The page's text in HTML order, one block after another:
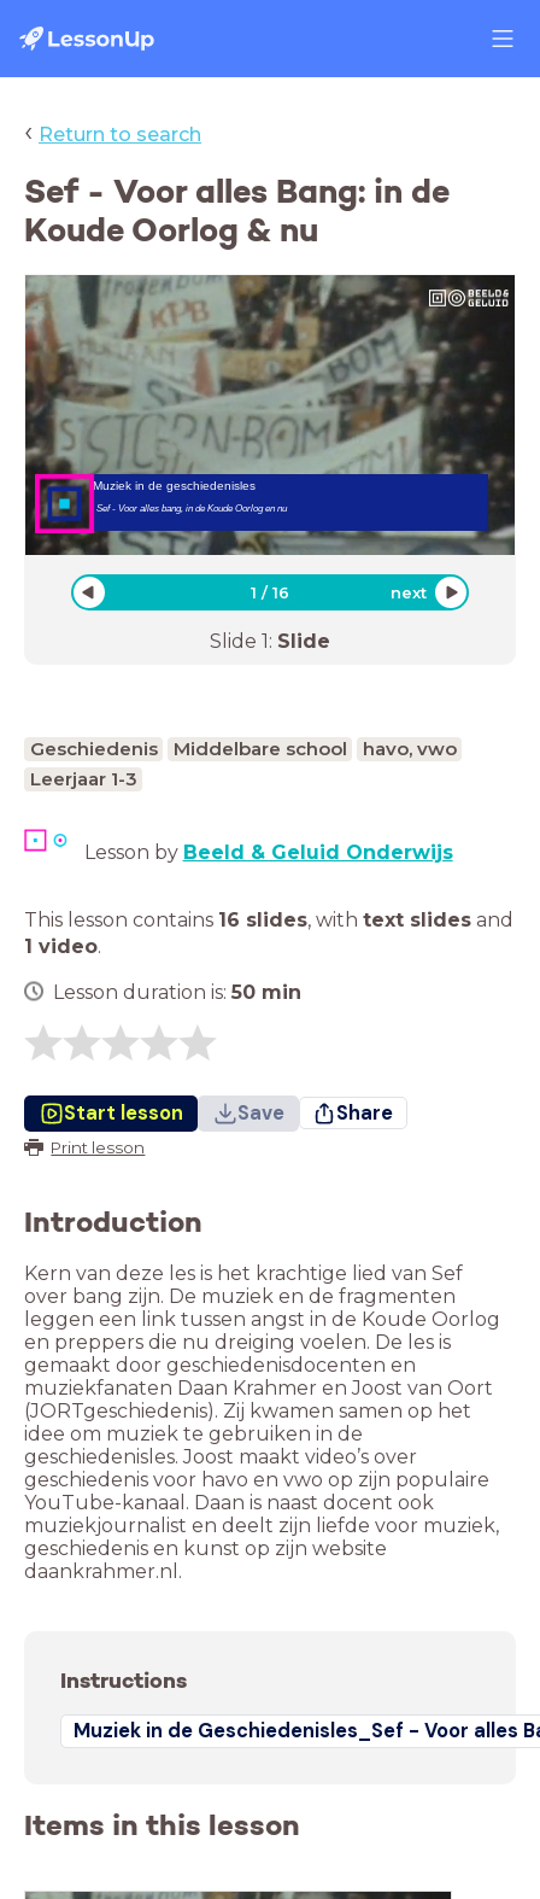
‹ Return to search
Sef - Voor alles Bang: in de
Koude Oorlog & nu
Muziek in de geschiedenisles
Sef - Voor alles bang, in de Koude Oorlog en nu
1 /16 next
Slide 1: Slide
Geschiedenis Middelbare school
havo, vwo
Leerjaar 1-3
Lesson by Beeld & Geluid Onderwijs
This lesson contains 16 slides, with text slides and
1 video.
Lesson duration is: 50 min
Start lesson Save Share
Print lesson
Introduction
Kern van deze les is het krachtige lied van Sef
over bang zijn. De muziek en de fragmenten
leggen een link tussen angst in de Koude Oorlog
en preppers die nu dreiging voelen. De les is
gemaakt door geschiedenisdocenten en
muziekfanaten Daan Krahmer en Joost van Oort
(JORTgeschiedenis). Zij kwamen samen op het
idee om muziek te gebruiken in de
geschiedenisles. Joost maakt video’s over
geschiedenis voor havo en vwo op zijn populaire
YouTube-kanaal. Daan is naast docent ook
muziekjournalist en deelt zijn liefde voor muziek,
geschiedenis en kunst op zijn website
daankrahmer.nl.
Instructions
Muziek in de Geschiedenisles_Sef - Voor alles
Items in this lesson